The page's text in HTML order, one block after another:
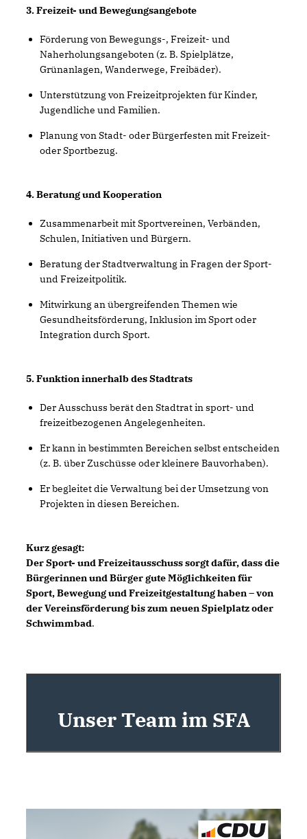
3. Freizeit- und Bewegungsangebote
Förderung von Bewegungs-, Freizeit- und
Naherholungsangeboten (z. B. Spielplätze,
Grünanlagen, Wanderwege, Freibäder).
Unterstützung von Freizeitprojekten für Kinder,
Jugendliche und Familien.
Planung von Stadt- oder Bürgerfesten mit Freizeit-
oder Sportbezug.
4. Beratung und Kooperation
Zusammenarbeit mit Sportvereinen, Verbänden,
Schulen, Initiativen und Bürgern.
Beratung der Stadtverwaltung in Fragen der Sport-
und Freizeitpolitik.
Mitwirkung an übergreifenden Themen wie
Gesundheitsförderung, Inklusion im Sport oder
Integration durch Sport.
5. Funktion innerhalb des Stadtrats
Der Ausschuss berät den Stadtrat in sport- und
freizeitbezogenen Angelegenheiten.
Er kann in bestimmten Bereichen selbst entscheiden
(z. B. über Zuschüsse oder kleinere Bauvorhaben).
Er begleitet die Verwaltung bei der Umsetzung von
Projekten in diesen Bereichen.
Kurz gesagt:
Der Sport- und Freizeitausschuss sorgt dafür, dass die
Bürgerinnen und Bürger gute Möglichkeiten für
Sport, Bewegung und Freizeitgestaltung haben – von
der Vereinsförderung bis zum neuen Spielplatz oder
Schwimmbad.
Unser Team im SFA